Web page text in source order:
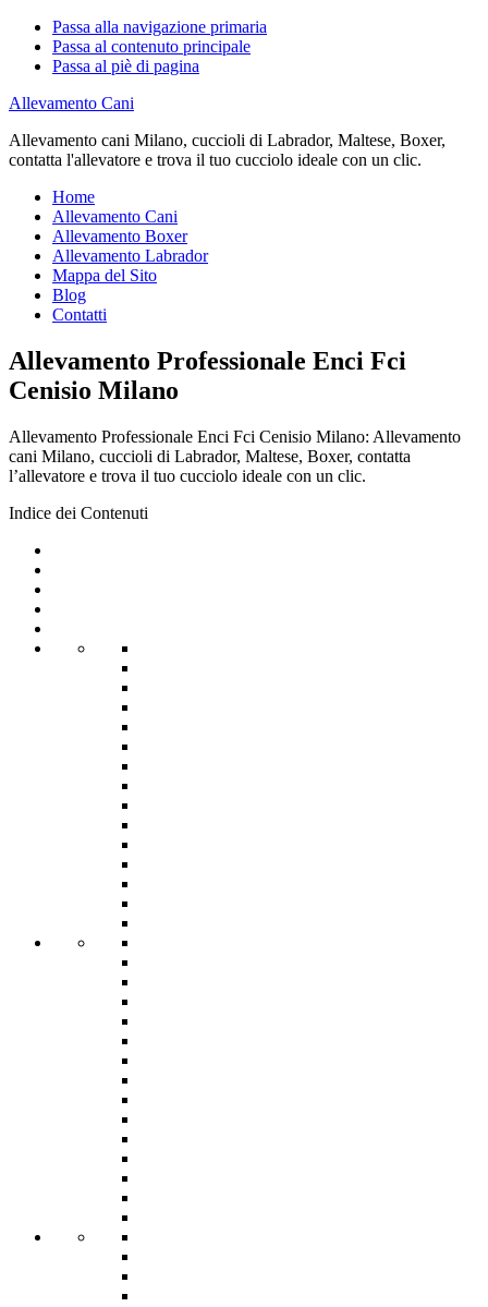
Passa alla navigazione primaria
Passa al contenuto principale
Passa al piè di pagina
Allevamento Cani
Allevamento cani Milano, cuccioli di Labrador, Maltese, Boxer,
contatta l'allevatore e trova il tuo cucciolo ideale con un clic.
Home
Allevamento Cani
Allevamento Boxer
Allevamento Labrador
Mappa del Sito
Blog
Contatti
Allevamento Professionale Enci Fci
Cenisio Milano
Allevamento Professionale Enci Fci Cenisio Milano: Allevamento
cani Milano, cuccioli di Labrador, Maltese, Boxer, contatta
l’allevatore e trova il tuo cucciolo ideale con un clic.
Indice dei Contenuti